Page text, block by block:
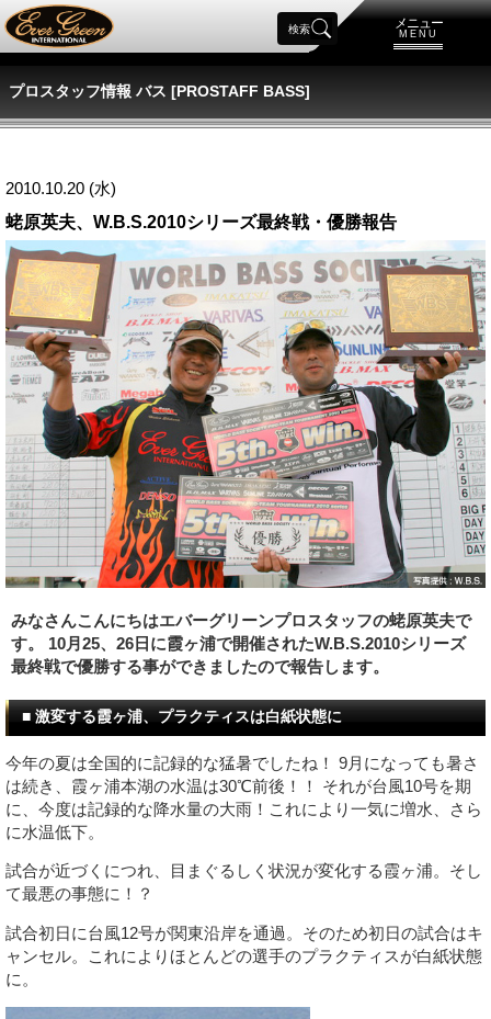
メニュー
MENU
検索
プロスタッフ情報 バス [PROSTAFF BASS]
2010.10.20 (水)
蛯原英夫、W.B.S.2010シリーズ最終戦・優勝報告
みなさんこんにちはエバーグリーンプロスタッフの蛯原英夫で
す。 10月25、26日に霞ヶ浦で開催されたW.B.S.2010シリーズ
最終戦で優勝する事ができましたので報告します。
■ 激変する霞ヶ浦、プラクティスは白紙状態に
今年の夏は全国的に記録的な猛暑でしたね！ 9月になっても暑さ
は続き、霞ヶ浦本湖の水温は30℃前後！！ それが台風10号を期
に、今度は記録的な降水量の大雨！これにより一気に増水、さら
に水温低下。
試合が近づくにつれ、目まぐるしく状況が変化する霞ヶ浦。そし
て最悪の事態に！？
試合初日に台風12号が関東沿岸を通過。そのため初日の試合はキ
ャンセル。これによりほとんどの選手のプラクティスが白紙状態
に。